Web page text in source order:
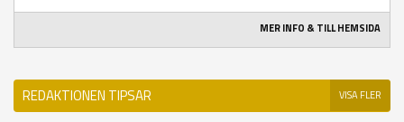
MER INFO & TILL HEMSIDA
REDAKTIONEN TIPSAR VISA FLER